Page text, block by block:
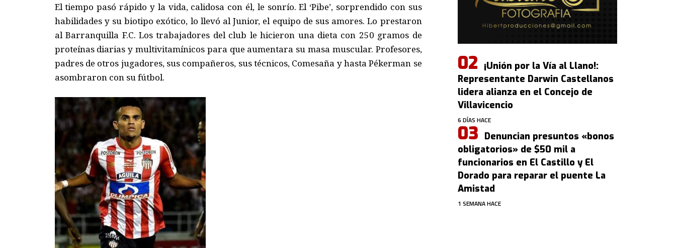
El tiempo pasó rápido y la vida, calidosa con él, le sonrío. El ‘Pibe’, sorprendido con sus
habilidades y su biotipo exótico, lo llevó al Junior, el equipo de sus amores. Lo prestaron
al Barranquilla F.C. Los trabajadores del club le hicieron una dieta con 250 gramos de
proteínas diarias y multivitamínicos para que aumentara su masa muscular. Profesores,
padres de otros jugadores, sus compañeros, sus técnicos, Comesaña y hasta Pékerman se
asombraron con su fútbol.
¡Unión por la Vía al Llano!:
Representante Darwin Castellanos
lidera alianza en el Concejo de
Villavicencio
6 DÍAS HACE
Denuncian presuntos «bonos
obligatorios» de $50 mil a
funcionarios en El Castillo y El
Dorado para reparar el puente La
Amistad
1 SEMANA HACE